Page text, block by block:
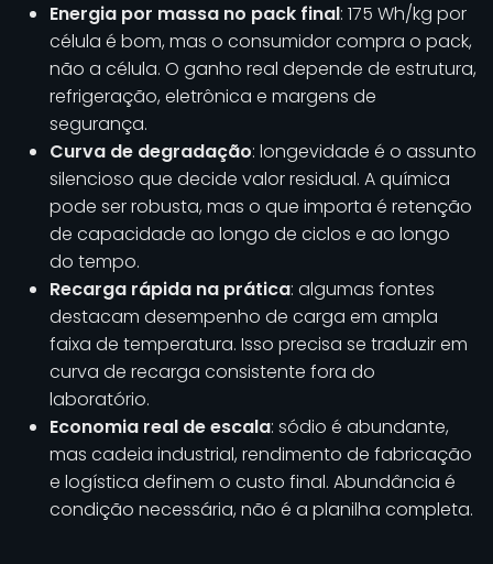
Energia por massa no pack final: 175 Wh/kg por
célula é bom, mas o consumidor compra o pack,
não a célula. O ganho real depende de estrutura,
refrigeração, eletrônica e margens de
segurança.
Curva de degradação: longevidade é o assunto
silencioso que decide valor residual. A química
pode ser robusta, mas o que importa é retenção
de capacidade ao longo de ciclos e ao longo
do tempo.
Recarga rápida na prática: algumas fontes
destacam desempenho de carga em ampla
faixa de temperatura. Isso precisa se traduzir em
curva de recarga consistente fora do
laboratório.
Economia real de escala: sódio é abundante,
mas cadeia industrial, rendimento de fabricação
e logística definem o custo final. Abundância é
condição necessária, não é a planilha completa.